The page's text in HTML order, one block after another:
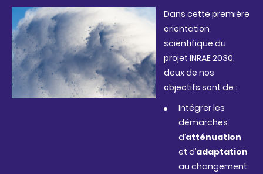
Dans cette première
orientation
scientifique du
projet INRAE 2030,
deux de nos
objectifs sont de :
Intégrer les
démarches
d’atténuation
et d’adaptation
au changement